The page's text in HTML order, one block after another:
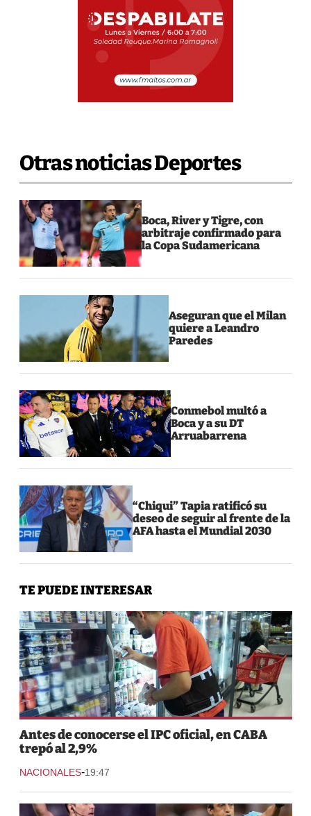
Otras noticias Deportes
Boca, River y Tigre, con
arbitraje confirmado para
la Copa Sudamericana
Aseguran que el Milan
quiere a Leandro
Paredes
Conmebol multó a
Boca y a su DT
Arruabarrena
“Chiqui” Tapia ratificó su
deseo de seguir al frente de la
AFA hasta el Mundial 2030
TE PUEDE INTERESAR
Antes de conocerse el IPC oficial, en CABA
trepó al 2,9%
NACIONALES-19:47